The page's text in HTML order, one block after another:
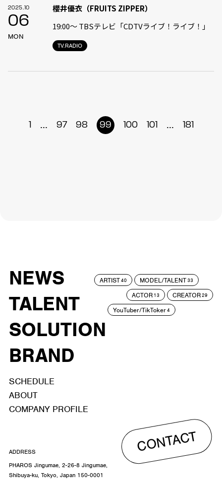
2025.10
06
MON
TV.RADIO
櫻井優衣（FRUITS ZIPPER）
19:00〜 TBSテレビ「CDTVライブ！ライブ！」
1 ... 97 98 99 100 101 ... 181
NEWS
TALENT
SOLUTION
BRAND
ARTIST40 MODEL/TALENT33
ACTOR 13 CREATOR29
YouTuber/TikToker4
SCHEDULE
ABOUT
COMPANY PROFILE
CONTACT
ADDRESS
PHAROS Jingumae, 2-26-8 Jingumae,
Shibuya-ku, Tokyo, Japan 150-0001